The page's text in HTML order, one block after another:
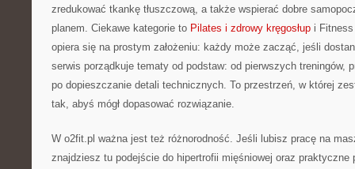
zredukować tkankę tłuszczową, a także wspierać dobre
planem. Ciekawe kategorie to Pilates i zdrowy kręgosłup i
opiera się na prostym założeniu: każdy może zacząć, jeśli
serwis porządkuje tematy od podstaw: od pierwszych treningów,
po dopieszczanie detali technicznych. To przestrzeń, w której
tak, abyś mógł dopasować rozwiązanie.
W o2fit.pl ważna jest też różnorodność. Jeśli lubisz pracę na
znajdziesz tu podejście do hipertrofii mięśniowej oraz praktyczne